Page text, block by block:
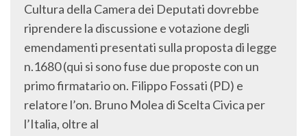
Cultura della Camera dei Deputati dovrebbe
riprendere la discussione e votazione degli
emendamenti presentati sulla proposta di legge
n.1680 (qui si sono fuse due proposte con un
primo firmatario on. Filippo Fossati (PD) e
relatore l’on. Bruno Molea di Scelta Civica per
l’Italia, oltre al